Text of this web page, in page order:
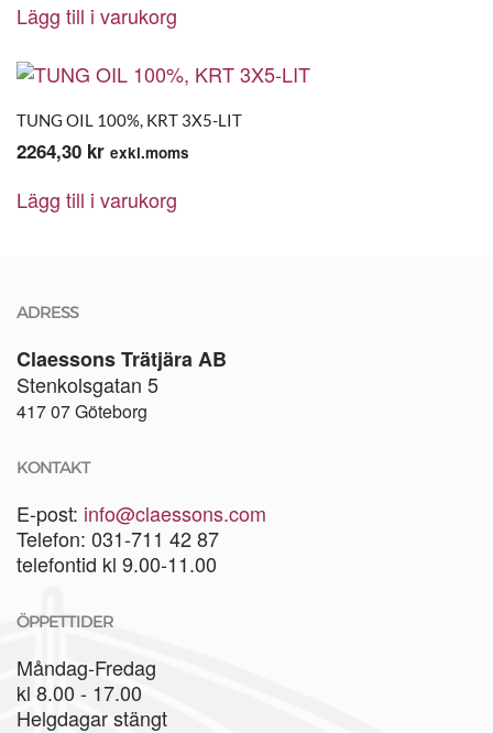
Lägg till i varukorg
TUNG OIL 100%, KRT 3X5-LIT
2264,30 kr exkl.moms
Lägg till i varukorg
ADRESS
Claessons Trätjära AB
Stenkolsgatan 5
417 07 Göteborg
KONTAKT
E-post: info@claessons.com
Telefon: 031-711 42 87
telefontid kl 9.00-11.00
ÖPPETTIDER
Måndag-Fredag
kl 8.00 - 17.00
Helgdagar stängt